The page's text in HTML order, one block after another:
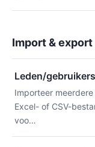
Import & export
Leden/
Importeer
Excel- of CSV-
voo…